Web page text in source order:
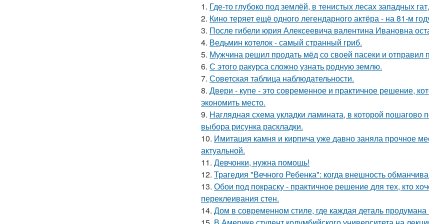
1. Где-то глубоко под землёй, в тенистых лесах западных
2. Кино теряет ещё одного легендарного актёра - на 81-м
3. После гибели юрия Алексеевича валентина Ивановна
4. Ведьмин котелок - самый странный гриб.
5. Мужчина решил продать мёд со своей пасеки и отправил
6. С этого ракурса сложно узнать родную землю.
7. Советская таблица наблюдательности.
8. Двери - купе - это современное и практичное решение,
экономить место.
9. Наглядная схема укладки ламината, в которой пошагово
выбора рисунка раскладки.
10. Имитация камня и кирпича уже давно заняла прочное
актуальной.
11. Девчонки, нужна помощь!
12. Трагедия "Вечного Ребенка": когда внешность
13. Обои под покраску - практичное решение для тех, кто
переклеивания стен.
14. Дом в современном стиле, где каждая деталь